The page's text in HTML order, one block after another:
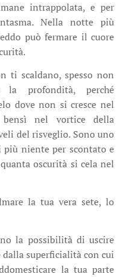
intrappolata, e per
Nella notte più
può fermare il cuore
ti scaldano, spesso non
la profondità, perché
dove non si cresce nel
bensì nel vortice della
del risveglio. Sono uno
niente per scontato e
oscurità si cela nel
la tua vera sete, lo
la possibilità di uscire
dalla superficialità con cui
la tua parte